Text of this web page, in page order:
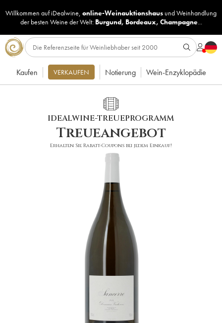
Willkommen auf iDealwine, online-Weinauktionshaus undWeinhandlung
der besten Weine der Welt: Burgund, Bordeaux, Champagne...
Kaufen VERKAUFEN Notierung Wein-Enzyklopädie
IDEALWINE-TREUEPROGRAMM
Treueangebot
Erhalten Sie Rabatt-Coupons bei jedem Einkauf!